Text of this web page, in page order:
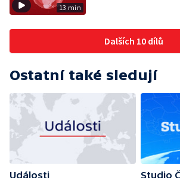
13 min
Dalších 10 dílů
Ostatní také sledují
Události
Studio